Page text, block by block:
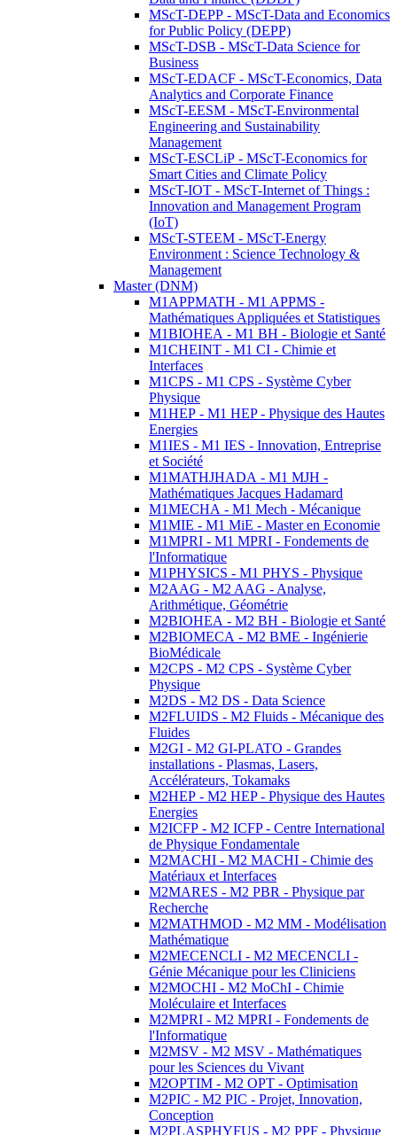
MScT-DEPP - MScT-Data and Economics
for Public Policy (DEPP)
MScT-DSB - MScT-Data Science for
Business
MScT-EDACF - MScT-Economics, Data
Analytics and Corporate Finance
MScT-EESM - MScT-Environmental
Engineering and Sustainability
Management
MScT-ESCLiP - MScT-Economics for
Smart Cities and Climate Policy
MScT-IOT - MScT-Internet of Things :
Innovation and Management Program
(IoT)
MScT-STEEM - MScT-Energy
Environment : Science Technology &
Management
Master (DNM)
M1APPMATH - M1 APPMS -
Mathématiques Appliquées et Statistiques
M1BIOHEA - M1 BH - Biologie et Santé
M1CHEINT - M1 CI - Chimie et
Interfaces
M1CPS - M1 CPS - Système Cyber
Physique
M1HEP - M1 HEP - Physique des Hautes
Energies
M1IES - M1 IES - Innovation, Entreprise
et Société
M1MATHJHADA - M1 MJH -
Mathématiques Jacques Hadamard
M1MECHA - M1 Mech - Mécanique
M1MIE - M1 MiE - Master en Economie
M1MPRI - M1 MPRI - Fondements de
l'Informatique
M1PHYSICS - M1 PHYS - Physique
M2AAG - M2 AAG - Analyse,
Arithmétique, Géométrie
M2BIOHEA - M2 BH - Biologie et Santé
M2BIOMECA - M2 BME - Ingénierie
BioMédicale
M2CPS - M2 CPS - Système Cyber
Physique
M2DS - M2 DS - Data Science
M2FLUIDS - M2 Fluids - Mécanique des
Fluides
M2GI - M2 GI-PLATO - Grandes
installations - Plasmas, Lasers,
Accélérateurs, Tokamaks
M2HEP - M2 HEP - Physique des Hautes
Energies
M2ICFP - M2 ICFP - Centre International
de Physique Fondamentale
M2MACHI - M2 MACHI - Chimie des
Matériaux et Interfaces
M2MARES - M2 PBR - Physique par
Recherche
M2MATHMOD - M2 MM - Modélisation
Mathématique
M2MECENCLI - M2 MECENCLI -
Génie Mécanique pour les Cliniciens
M2MOCHI - M2 MoChI - Chimie
Moléculaire et Interfaces
M2MPRI - M2 MPRI - Fondements de
l'Informatique
M2MSV - M2 MSV - Mathématiques
pour les Sciences du Vivant
M2OPTIM - M2 OPT - Optimisation
M2PIC - M2 PIC - Projet, Innovation,
Conception
M2PLASPHYFUS - M2 PPF - Physique